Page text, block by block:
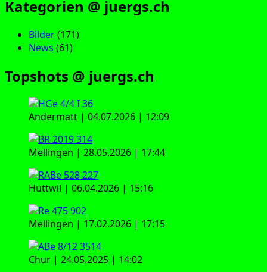
Kategorien @ juergs.ch
Bilder(171)
News (61)
Topshots @ juergs.ch
Andermatt | 04.07.2026 | 12:09
Mellingen | 28.05.2026 | 17:44
Huttwil | 06.04.2026 | 15:16
Mellingen | 17.02.2026 | 17:15
Chur | 24.05.2025 | 14:02